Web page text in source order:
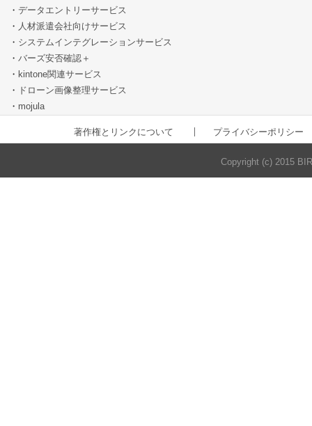
データエントリーサービス
人材派遣会社向けサービス
システムインテグレーションサービス
バーズ安否確認＋
kintone関連サービス
ドローン画像整理サービス
mojula
著作権とリンクについて プライバシーポリシー
Copyright (c) 2015